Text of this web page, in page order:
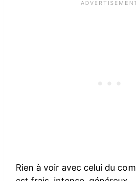
Rien à voir avec celui du